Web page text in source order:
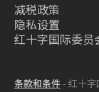
减税政策
隐私设置
红十字国际委员
条款和条件- 红十